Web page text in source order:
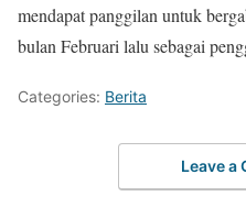
mendapat panggilan untuk
bulan Februari lalu sebagai
Categories: Berita
Leave a